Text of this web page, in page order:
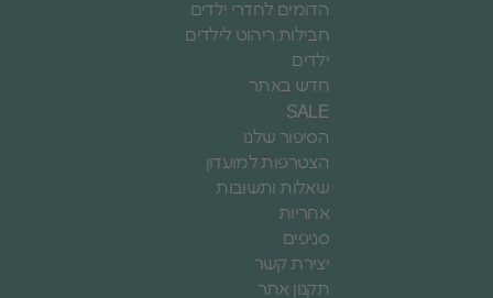
הדומים לחדרי ילדים
חבילות ריהוט לילדים
ילדים
חדש באתר
SALE
הסיפור שלנו
הצטרפות למועדון
שאלות ותשובות
אחריות
סניפים
יצירת קשר
תקנון אתר